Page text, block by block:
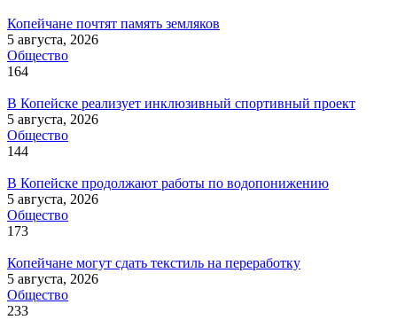
Копейчане почтят память земляков
5 августа, 2026
Общество
164
В Копейске реализует инклюзивный спортивный проект
5 августа, 2026
Общество
144
В Копейске продолжают работы по водопонижению
5 августа, 2026
Общество
173
Копейчане могут сдать текстиль на переработку
5 августа, 2026
Общество
233